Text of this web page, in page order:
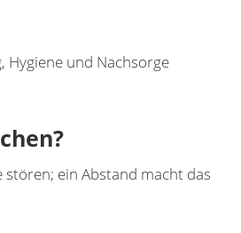
Hygiene und Nachsorge
stören; ein Abstand macht das